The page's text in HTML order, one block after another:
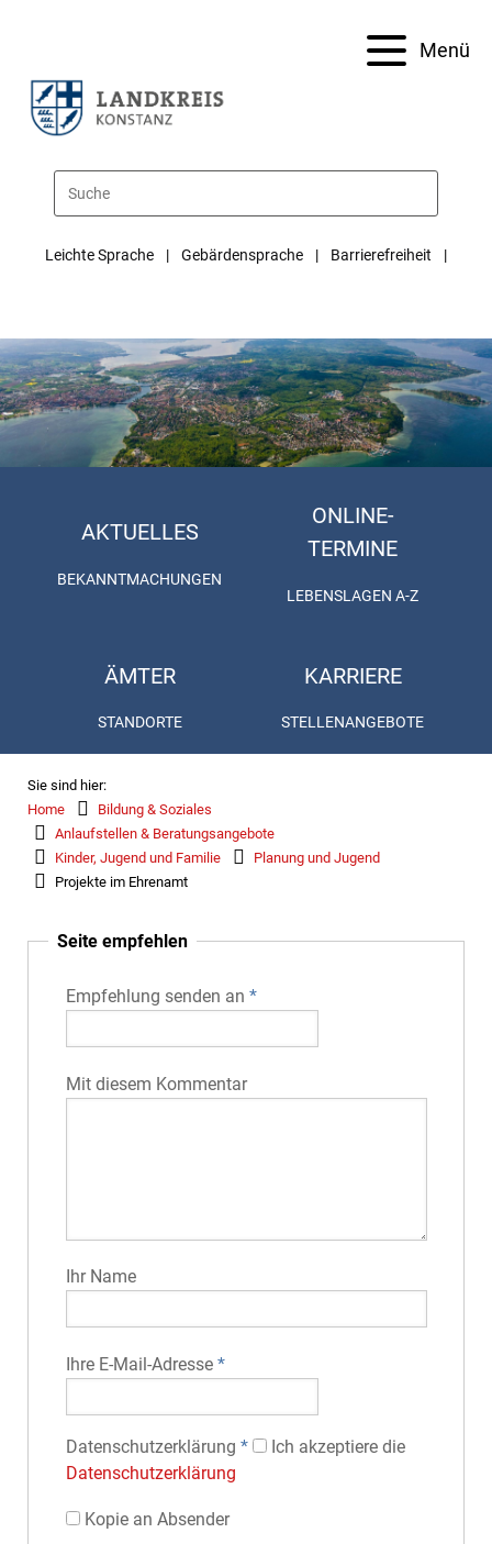
Menü
Leichte Sprache Gebärdensprache Barrierefreiheit
AKTUELLES
BEKANNTMACHUNGEN
ONLINE-
TERMINE
LEBENSLAGEN A-Z
ÄMTER
STANDORTE
KARRIERE
STELLENANGEBOTE
Sie sind hier:
Home
Bildung & Soziales
Anlaufstellen & Beratungsangebote
Kinder, Jugend und Familie
Planung und Jugend
Projekte im Ehrenamt
Seite empfehlen
Empfehlung senden an *
Mit diesem Kommentar
Ihr Name
Ihre E-Mail-Adresse*
Datenschutz­erklärung *
Ich akzeptiere die
Datenschutz­erklärung
Kopie an Absender